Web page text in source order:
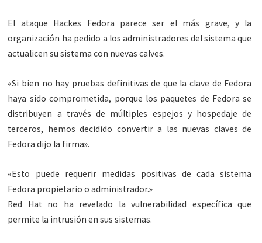
El ataque Hackes Fedora parece ser el más grave, y la
organización ha pedido a los administradores del sistema que
actualicen su sistema con nuevas calves.
«Si bien no hay pruebas definitivas de que la clave de Fedora
haya sido comprometida, porque los paquetes de Fedora se
distribuyen a través de múltiples espejos y hospedaje de
terceros, hemos decidido convertir a las nuevas claves de
Fedora dijo la firma».
«Esto puede requerir medidas positivas de cada sistema
Fedora propietario o administrador.»
Red Hat no ha revelado la vulnerabilidad específica que
permite la intrusión en sus sistemas.